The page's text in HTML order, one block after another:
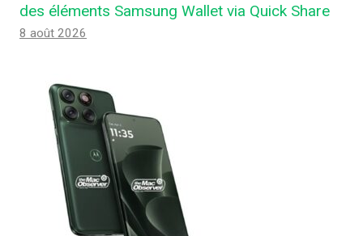
des éléments Samsung Wallet via Quick Share
8 août 2026